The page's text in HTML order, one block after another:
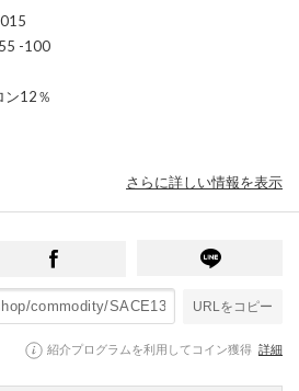
-100
ン12％
さらに詳しい情報を表示
URLをコピー
紹介プログラムを利用してコイン獲得 詳細